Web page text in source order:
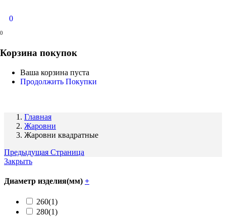
0
0
Корзина покупок
Ваша корзина пуста
Продолжить Покупки
Главная
Жаровни
Жаровни квадратные
Предыдущая Страница
Закрыть
Диаметр изделия(мм) +
260(1)
280(1)